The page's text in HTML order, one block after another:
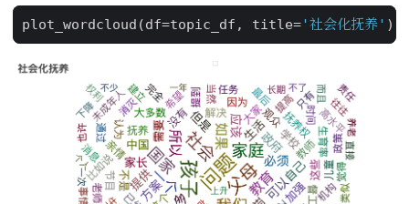
plot_wordcloud (df=topic_df , title= '社会化抚养' )